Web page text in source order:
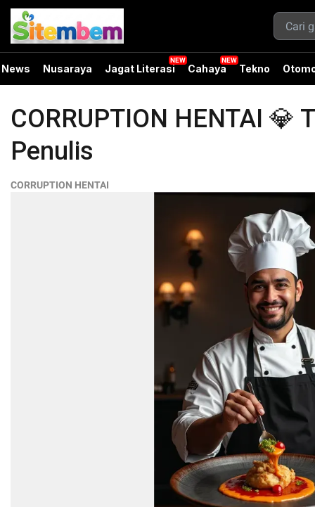
News Nusaraya Jagat Literasi Cahaya Tekno
CORRUPTION HENTAI
Penulis
CORRUPTION HENTAI